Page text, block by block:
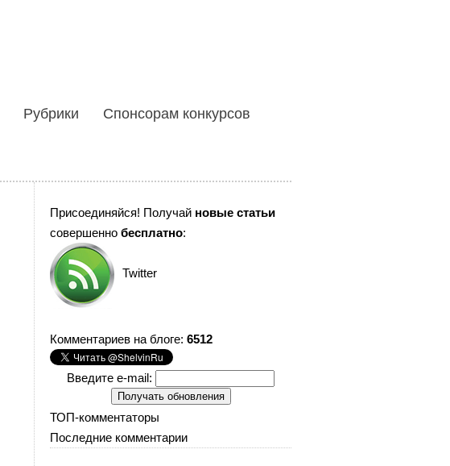
Рубрики Спонсорам конкурсов
Присоединяйся! Получай новые статьи
совершенно бесплатно:
Twitter
Комментариев на блоге: 6512
Введите e-mail:
ТОП-комментаторы
Последние комментарии